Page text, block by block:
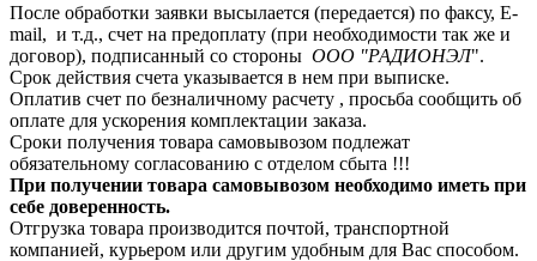
После обработки заявки высылается (передается) по факсу, E-
mail, и т.д., счет на предоплату (при необходимости так же и
договор), подписанный со стороны ООО "РАДИОНЭЛ".
Срок действия счета указывается в нем при выписке.
Оплатив счет по безналичному расчету , просьба сообщить об
оплате для ускорения комплектации заказа.
Сроки получения товара самовывозом подлежат
обязательному согласованию с отделом сбыта !!!
При получении товара самовывозом необходимо иметь при
себе доверенность.
Отгрузка товара производится почтой, транспортной
компанией, курьером или другим удобным для Вас способом.